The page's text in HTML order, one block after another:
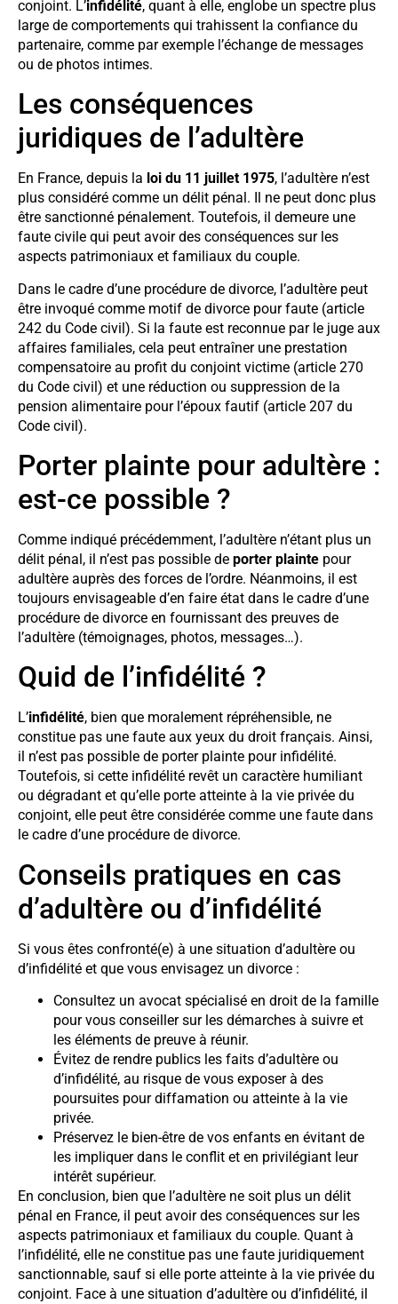
conjoint. L’infidélité, quant à elle, englobe un spectre plus
large de comportements qui trahissent la confiance du
partenaire, comme par exemple l’échange de messages
ou de photos intimes.
Les conséquences
juridiques de l’adultère
En France, depuis la loi du 11 juillet 1975, l’adultère n’est
plus considéré comme un délit pénal. Il ne peut donc plus
être sanctionné pénalement. Toutefois, il demeure une
faute civile qui peut avoir des conséquences sur les
aspects patrimoniaux et familiaux du couple.
Dans le cadre d’une procédure de divorce, l’adultère peut
être invoqué comme motif de divorce pour faute (article
242 du Code civil). Si la faute est reconnue par le juge aux
affaires familiales, cela peut entraîner une prestation
compensatoire au profit du conjoint victime (article 270
du Code civil) et une réduction ou suppression de la
pension alimentaire pour l’époux fautif (article 207 du
Code civil).
Porter plainte pour adultère :
est-ce possible ?
Comme indiqué précédemment, l’adultère n’étant plus un
délit pénal, il n’est pas possible de porter plainte pour
adultère auprès des forces de l’ordre. Néanmoins, il est
toujours envisageable d’en faire état dans le cadre d’une
procédure de divorce en fournissant des preuves de
l’adultère (témoignages, photos, messages…).
Quid de l’infidélité ?
L’infidélité, bien que moralement répréhensible, ne
constitue pas une faute aux yeux du droit français. Ainsi,
il n’est pas possible de porter plainte pour infidélité.
Toutefois, si cette infidélité revêt un caractère humiliant
ou dégradant et qu’elle porte atteinte à la vie privée du
conjoint, elle peut être considérée comme une faute dans
le cadre d’une procédure de divorce.
Conseils pratiques en cas
d’adultère ou d’infidélité
Si vous êtes confronté(e) à une situation d’adultère ou
d’infidélité et que vous envisagez un divorce :
Consultez un avocat spécialisé en droit de la famille
pour vous conseiller sur les démarches à suivre et
les éléments de preuve à réunir.
Évitez de rendre publics les faits d’adultère ou
d’infidélité, au risque de vous exposer à des
poursuites pour diffamation ou atteinte à la vie
privée.
Préservez le bien-être de vos enfants en évitant de
les impliquer dans le conflit et en privilégiant leur
intérêt supérieur.
En conclusion, bien que l’adultère ne soit plus un délit
pénal en France, il peut avoir des conséquences sur les
aspects patrimoniaux et familiaux du couple. Quant à
l’infidélité, elle ne constitue pas une faute juridiquement
sanctionnable, sauf si elle porte atteinte à la vie privée du
conjoint. Face à une situation d’adultère ou d’infidélité, il